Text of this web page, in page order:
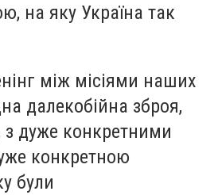
на яку Україна так
між місіями наших
далекобійна зброя,
з дуже конкретними
конкретною
були